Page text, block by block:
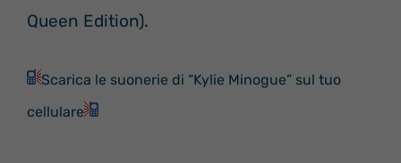
Queen Edition).
Scarica le suonerie di “Kylie Minogue” sul tuo
cellulare